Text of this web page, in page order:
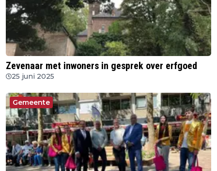
Zevenaar met inwoners in gesprek over erfgoed
25 juni 2025
Gemeente